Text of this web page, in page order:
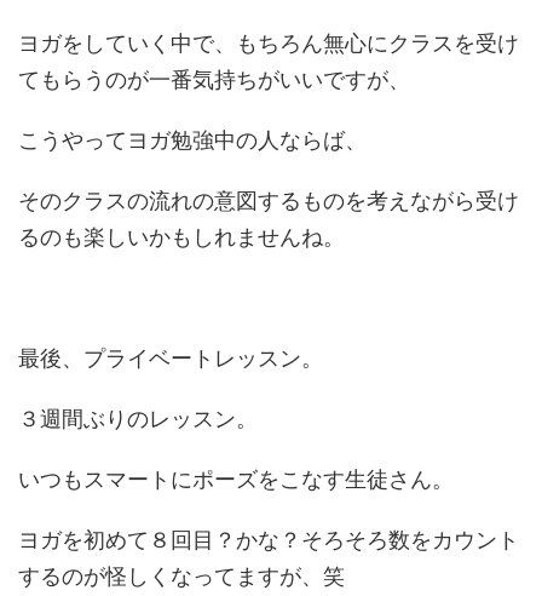
ヨガをしていく中で、もちろん無心にクラスを受け
てもらうのが一番気持ちがいいですが、
こうやってヨガ勉強中の人ならば、
そのクラスの流れの意図するものを考えながら受け
るのも楽しいかもしれませんね。
最後、プライベートレッスン。
３週間ぶりのレッスン。
いつもスマートにポーズをこなす生徒さん。
ヨガを初めて８回目？かな？そろそろ数をカウント
するのが怪しくなってますが、笑